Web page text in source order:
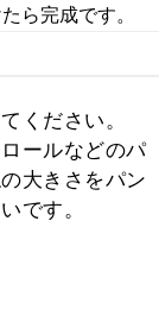
ら完成です。
ください。
ールなどのパ
大きさをパン
です。